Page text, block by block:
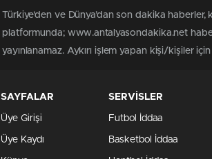
Türkiye'den ve Dünya’dan son dakika
platformunda; www.antalyasondakika.net
yayınlanamaz. Aykırı işlem yapan kişi/kişiler
SAYFALAR
Üye Girişi
Üye Kaydı
SERVİSLER
Futbol İddaa
Basketbol İddaa